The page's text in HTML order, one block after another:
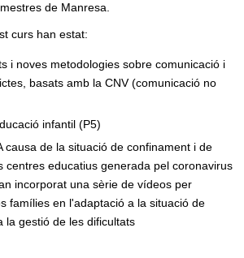
de Manresa.
curs han estat:
i noves metodologies sobre comunicació i
basats amb la CNV (comunicació no
infantil (P5)
causa de la situació de confinament i de
centres educatius generada pel coronavirus
incorporat una sèrie de vídeos per
famílies en l'adaptació a la situació de
la gestió de les dificultats